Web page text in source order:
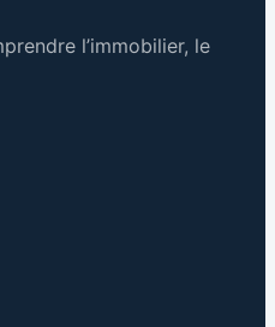
l’immobilier, le